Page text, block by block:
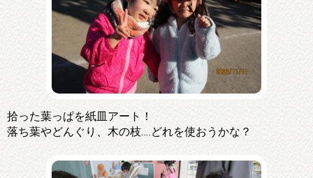
拾った葉っぱを紙皿アート！
落ち葉やどんぐり、木の枝‥‥どれを使おうかな？